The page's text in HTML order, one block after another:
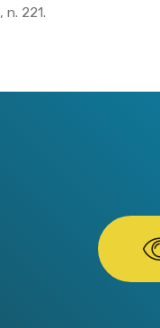
221.